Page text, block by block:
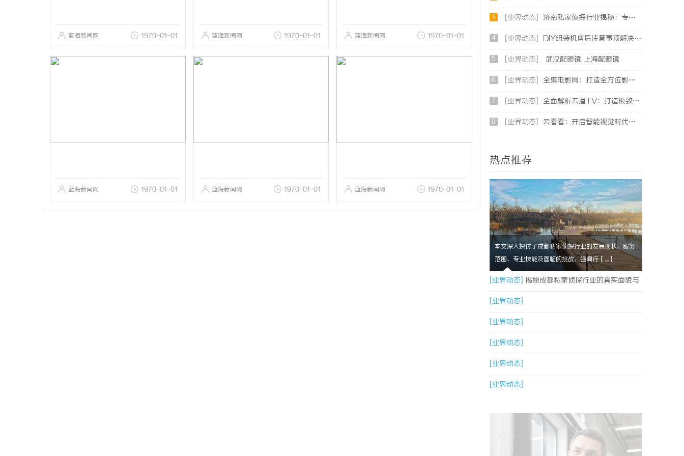
蓝海新闻网 1970-01-01 蓝海新闻网 1970-01-01 蓝海新闻网 1970-01-01
蓝海新闻网 1970-01-01 蓝海新闻网 1970-01-01 蓝海新闻网 1970-01-01
3 [业界动态] 济南私家侦探行业揭秘：专业服务与案件解析全方位指南
4 [业界动态] DIY组装机售后注意事项解决方案
5 [业界动态] 武汉配眼镜 上海配眼镜
6 [业界动态] 全集电影网：打造全方位影视资源的天堂
7 [业界动态] 全面解析云播TV：打造极致观影体验的智能平台
8 [业界动态] 云看看：开启智能视觉时代的便捷平台体验
热点推荐
本文深入探讨了成都私家侦探行业的发展现状、服务
范围、专业技能及面临的挑战，强调行【....】
[业界动态] 揭秘成都私家侦探行业的真实面貌与
服务价值
[业界动态]
[业界动态]
[业界动态]
[业界动态]
[业界动态]